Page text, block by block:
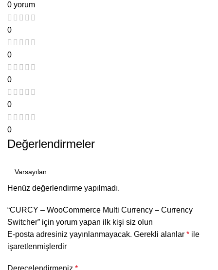
0 yorum
0
0
0
0
0
Değerlendirmeler
Henüz değerlendirme yapılmadı.
“CURCY – WooCommerce Multi Currency – Currency
Switcher” için yorum yapan ilk kişi siz olun
E-posta adresiniz yayınlanmayacak. Gerekli alanlar * ile
işaretlenmişlerdir
Derecelendirmeniz *